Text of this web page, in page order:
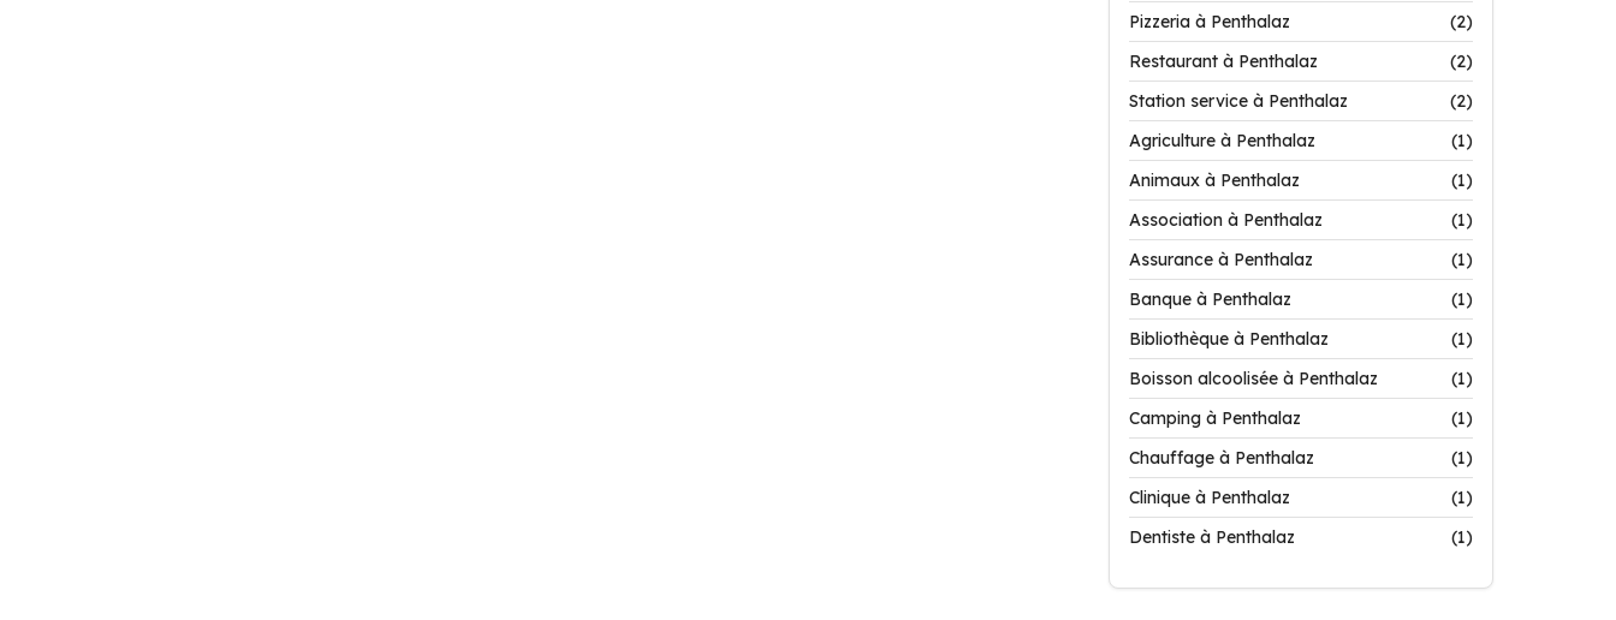
Pizzeria à Penthalaz
(2)
Restaurant à Penthalaz
(2)
Station service à Penthalaz
(2)
Agriculture à Penthalaz
(1)
Animaux à Penthalaz
(1)
Association à Penthalaz
(1)
Assurance à Penthalaz
(1)
Banque à Penthalaz
(1)
Bibliothèque à Penthalaz
(1)
Boisson alcoolisée à Penthalaz
(1)
Camping à Penthalaz
(1)
Chauffage à Penthalaz
(1)
Clinique à Penthalaz
(1)
Dentiste à Penthalaz
(1)